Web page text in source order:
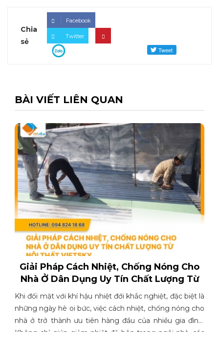
Chia
sẻ
Facebook
Twitter
BÀI VIẾT LIÊN QUAN
Giải Pháp Cách Nhiệt, Chống Nóng Cho
Nhà Ở Dân Dụng Uy Tín Chất Lượng Từ
Khi đối mặt với khí hậu nhiệt đới khắc nghiệt, đặc biệt là
những ngày hè oi bức, việc cách nhiệt, chống nóng cho
nhà ở trở thành ưu tiên hàng đầu của nhiều gia đình.
Không chỉ giúp giảm nhiệt độ bên trong ngôi nhà, các